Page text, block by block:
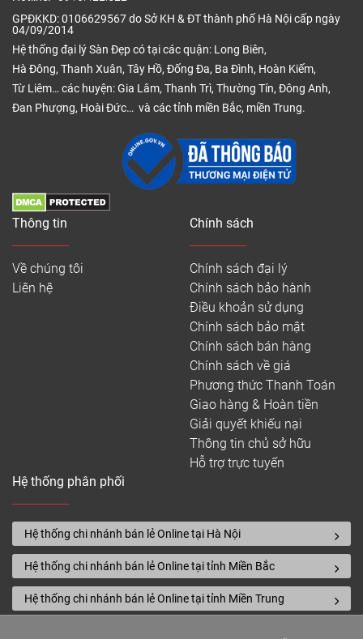
GPĐKKD: 0106629567 do Sở KH & ĐT thành phố Hà Nội cấp ngày
04/09/2014
Hệ thống đại lý Sàn Đẹp có tại các quận: Long Biên,
Hà Đông, Thanh Xuân, Tây Hồ, Đống Đa, Ba Đình, Hoàn Kiếm,
Từ Liêm… các huyện: Gia Lâm, Thanh Trì, Thường Tín, Đông Anh,
Đan Phượng, Hoài Đức… và các tỉnh miền Bắc, miền Trung.
Thông tin
Về chúng tôi
Liên hệ
Chính sách
Chính sách đại lý
Chính sách bảo hành
Điều khoản sử dụng
Chính sách bảo mật
Chính sách bán hàng
Chính sách về giá
Phương thức Thanh Toán
Giao hàng & Hoàn tiền
Giải quyết khiếu nại
Thông tin chủ sở hữu
Hỗ trợ trực tuyến
Hệ thống phân phối
Hệ thống chi nhánh bán lẻ Online tại Hà Nội
Hệ thống chi nhánh bán lẻ Online tại tỉnh Miền Bắc
Hệ thống chi nhánh bán lẻ Online tại tỉnh Miền Trung